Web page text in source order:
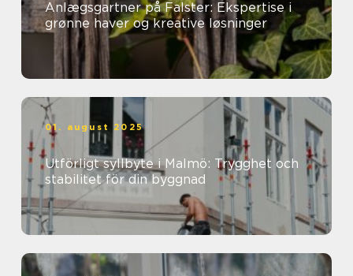
Anlægsgartner på Falster: Ekspertise i
grønne haver og kreative løsninger
01. august 2025
Utförligt syllbyte i Malmö: Trygghet och
stabilitet för din byggnad